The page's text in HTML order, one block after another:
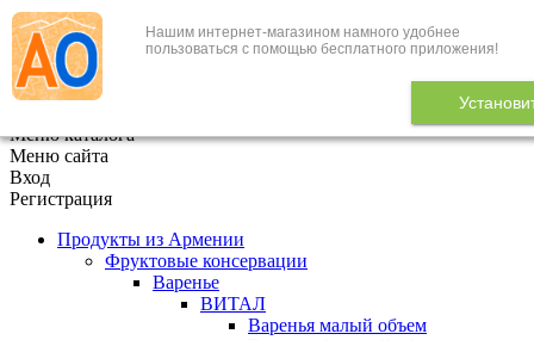
Нашим интернет-магазином намного удобнее
пользоваться с помощью бесплатного приложения!
+7 (495) 646-888-1
В корзине 0
Меню каталога
Меню сайта
Вход
Регистрация
Продукты из Армении
Фруктовые консервации
Варенье
ВИТАЛ
Варенья малый объем